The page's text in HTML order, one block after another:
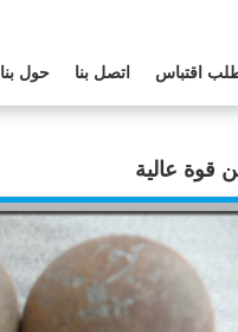
حول بنا اتصل بنا اقتباس
قوة عالية